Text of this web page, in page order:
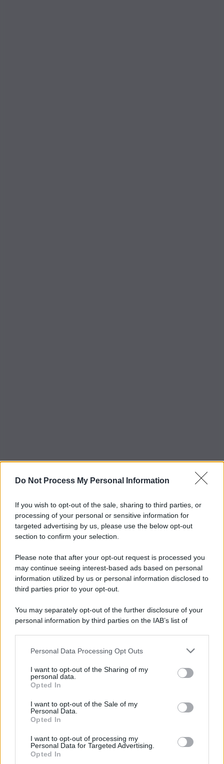
Do Not Process My Personal Information
If you wish to opt-out of the sale, sharing to third parties, or
processing of your personal or sensitive information for
targeted advertising by us, please use the below opt-out
section to confirm your selection.
Please note that after your opt-out request is processed you
may continue seeing interest-based ads based on personal
information utilized by us or personal information disclosed to
third parties prior to your opt-out.
You may separately opt-out of the further disclosure of your
personal information by third parties on the IAB’s list of
This information may also be disclosed by us to third parties
disclose it to other third parties.
Personal Data Processing Opt Outs
I want to opt-out of the Sharing of my
personal data.
Opted In
I want to opt-out of the Sale of my
Personal Data.
Opted In
I want to opt-out of processing my
Personal Data for Targeted Advertising.
Opted In